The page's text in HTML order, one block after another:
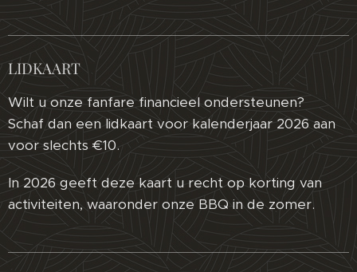
LIDKAART
Wilt u onze fanfare financieel ondersteunen?
Schaf dan een lidkaart voor kalenderjaar 2026 aan
voor slechts €10.
In 2026 geeft deze kaart u recht op korting van
activiteiten, waaronder onze BBQ in de zomer.